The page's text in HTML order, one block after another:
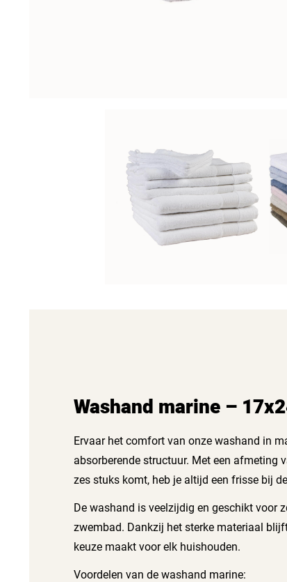
Washand marine –
Ervaar het comfort van onze washand in
absorberende structuur. Met een afmeting
zes stuks komt, heb je altijd een frisse bij
De washand is veelzijdig en geschikt voor
zwembad. Dankzij het sterke materiaal
keuze maakt voor elk huishouden.
Voordelen van de washand marine: